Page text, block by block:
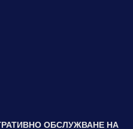
ОБСЛУЖВАНЕ НА